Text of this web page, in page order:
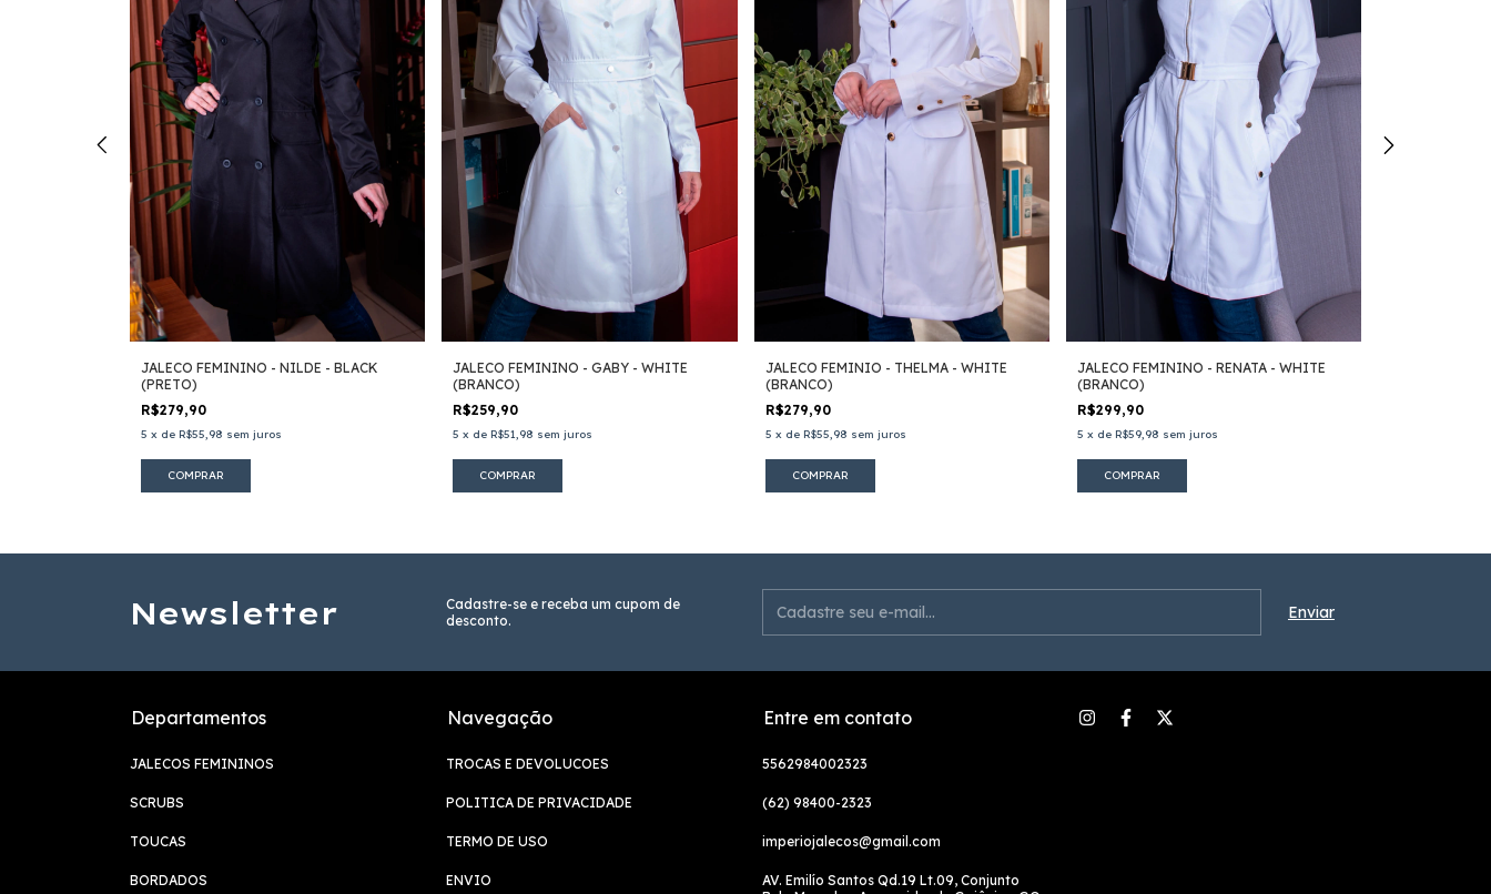
JALECO FEMININO - NILDE - BLACK
(PRETO)
R$279,90
5 x de R$55,98 sem juros
COMPRAR
JALECO FEMININO - GABY - WHITE
(BRANCO)
R$259,90
5 x de R$51,98 sem juros
COMPRAR
JALECO FEMINIO - THELMA - WHITE
(BRANCO)
R$279,90
5 x de R$55,98 sem juros
COMPRAR
JALECO FEMININO - RENATA - WHITE
(BRANCO)
R$299,90
5 x de R$59,98 sem juros
COMPRAR
Newsletter
Cadastre-se e receba um cupom de
desconto.
Departamentos
JALECOS FEMININOS
SCRUBS
TOUCAS
BORDADOS
Navegação
TROCAS E DEVOLUCOES
POLITICA DE PRIVACIDADE
TERMO DE USO
ENVIO
Entre em contato
5562984002323
(62) 98400-2323
imperiojalecos@gmail.com
AV. Emilío Santos Qd.19 Lt.09, Conjunto